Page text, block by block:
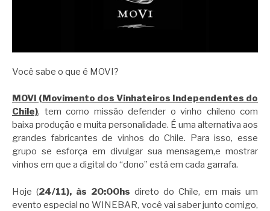
Você sabe o que é MOVI?
MOVI (Movimento dos Vinhateiros Independentes do
Chile), tem como missão defender o vinho chileno com
baixa produção e muita personalidade. É uma alternativa aos
grandes fabricantes de vinhos do Chile. Para isso, esse
grupo se esforça em divulgar sua mensagem,e mostrar
vinhos em que a digital do “dono” está em cada garrafa.
Hoje (24/11), às 20:00hs direto do Chile, em mais um
evento especial no WINEBAR, você vai saber junto comigo,